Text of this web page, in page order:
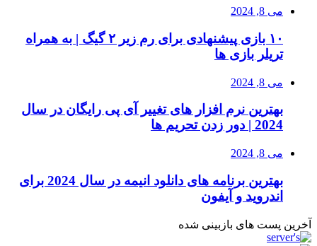
می 8, 2024
۱۰ بازی پیشنهادی برای رم زیر ۲ گیگ | به همراه
تریلر بازی ها
می 8, 2024
بهترین نرم افزار های تغییر آی پی رایگان در سال
2024 | دور زدن تحریم ها
می 8, 2024
بهترین برنامه های دانلود انیمه در سال 2024 برای
اندروید و آیفون
آخرین پست های بازبینی شده